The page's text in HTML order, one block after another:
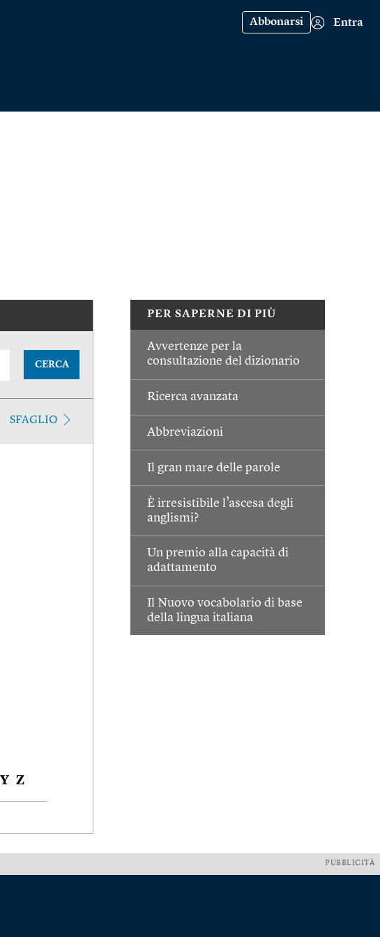
Abbonarsi Entra
PER SAPERNE DI PIÙ
Avvertenze per la
consultazione del dizionario
Ricerca avanzata
Abbreviazioni
Il gran mare delle parole
È irresistibile l’ascesa degli
anglismi?
Un premio alla capacità di
adattamento
Il Nuovo vocabolario di base
della lingua italiana
CERCA
SFAGLIO
Y Z
PUBBLICITÀ